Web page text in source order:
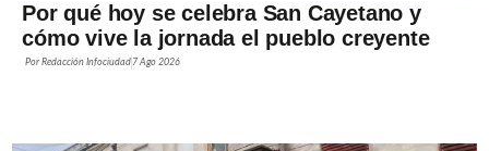
Por qué hoy se celebra San Cayetano y
cómo vive la jornada el pueblo creyente
PorRedacción Infociudad 7 Ago 2026